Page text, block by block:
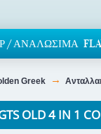
/ ΑΝΑΛΏΣΙΜΑ
Greek
OLD 4 IN 1